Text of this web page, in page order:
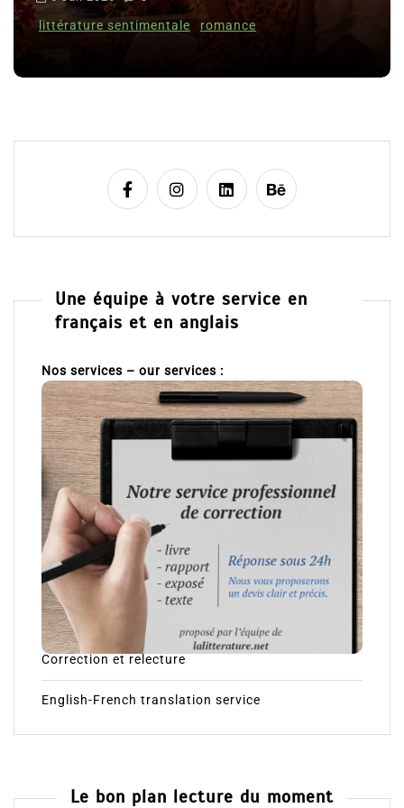
c
e
Clara Delcourt
Une équipe à votre service en
français et en anglais
Nos services – our services :
Correction et relecture
English-French translation service
Le bon plan lecture du moment